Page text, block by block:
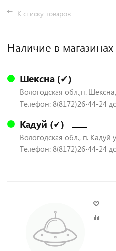
К списку товаров
Наличие в магазинах
Шексна (✔)
Вологодская обл.,п.
Телефон: 8(8172)26-44-24
Кадуй (✔)
Вологодская обл., п. Кадуй
Телефон: 8(8172)26-44-24